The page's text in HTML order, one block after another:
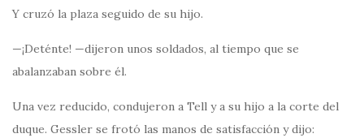
Y cruzó la plaza seguido de su hijo.
—¡Deténte! —dijeron unos soldados, al tiempo que se
abalanzaban sobre él.
Una vez reducido, condujeron a Tell y a su hijo a la corte del
duque. Gessler se frotó las manos de satisfacción y dijo: